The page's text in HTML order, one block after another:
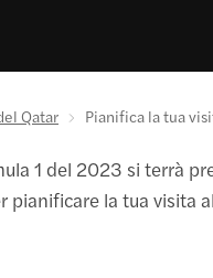
Qatar Pianifica la tua
1 del 2023 si terrà
pianificare la tua